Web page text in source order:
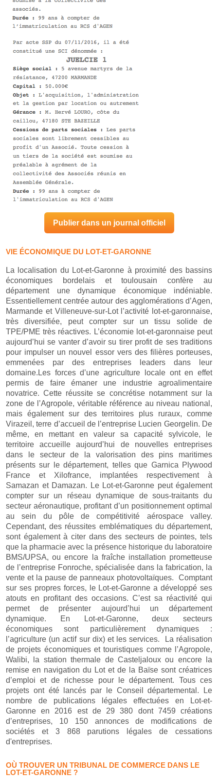
Publier dans un journal officiel
VIE ÉCONOMIQUE DU LOT-ET-GARONNE
La localisation du Lot-et-Garonne à proximité des bassins
économiques bordelais et toulousain confère au
département une dynamique économique indéniable.
Essentiellement centrée autour des agglomérations d’Agen,
Marmande et Villeneuve-sur-Lot l’activité lot-et-garonnaise,
très diversifiée, peut compter sur un tissu solide de
TPE/PME très réactives. L’économie lot-et-garonnaise peut
aujourd’hui se vanter d’avoir su tirer profit de ses traditions
pour impulser un nouvel essor vers des filières porteuses,
emmenées par des entreprises leaders dans leur
domaine.Les forces d’une agriculture locale ont en effet
permis de faire émaner une industrie agroalimentaire
novatrice. Cette réussite se concrétise notamment sur la
zone de l’Agropole, véritable référence au niveau national,
mais également sur des territoires plus ruraux, comme
Virazeil, terre d’accueil de l’entreprise Lucien Georgelin. De
même, en mettant en valeur sa capacité sylvicole, le
territoire accueille aujourd’hui de nouvelles entreprises
dans le secteur de la valorisation des pins maritimes
présents sur le département, telles que Garnica Plywood
France et Xilofrance, implantées respectivement à
Samazan et Damazan. Le Lot-et-Garonne peut également
compter sur un réseau dynamique de sous-traitants du
secteur aéronautique, profitant d’un positionnement optimal
au sein du pôle de compétitivité aérospace valley.
Cependant, des réussites emblématiques du département,
sont également à citer dans des secteurs de pointes, tels
que la pharmacie avec la présence historique du laboratoire
BMS/UPSA, ou encore la fraîche installation prometteuse
de l’entreprise Fonroche, spécialisée dans la fabrication, la
vente et la pause de panneaux photovoltaïques. Comptant
sur ses propres forces, le Lot-et-Garonne a développé ses
atouts en profitant des occasions. C’est sa réactivité qui
permet de présenter aujourd’hui un département
dynamique. En Lot-et-Garonne, deux secteurs
économiques sont particulièrement dynamiques :
l’agriculture (un actif sur dix) et les services. La réalisation
de projets économiques et touristiques comme l’Agropole,
Walibi, la station thermale de Casteljaloux ou encore la
remise en navigation du Lot et de la Baïse sont créatrices
d’emploi et de richesse pour le département. Tous ces
projets ont été lancés par le Conseil départemental. Le
nombre de publications légales effectuées en Lot-et-
Garonne en 2016 est de 29 380 dont 7459 créations
d’entreprises, 10 150 annonces de modifications de
sociétés et 3 868 parutions légales de cessations
d'entreprises.
OÙ TROUVER UN TRIBUNAL DE COMMERCE DANS LE
LOT-ET-GARONNE ?